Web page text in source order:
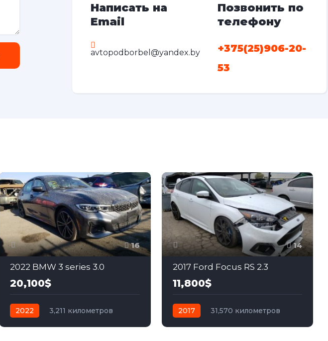
Написать на
Email
avtopodborbel@yandex.by
Позвонить по
телефону
+375(25)906-20-
53
16
2022 BMW 3 series 3.0
20,100$
2022
3,211 километров
14
2017 Ford Focus RS 2.3
11,800$
2017
31,570 километров